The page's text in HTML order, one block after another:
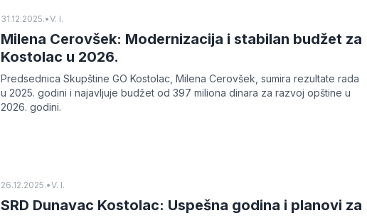
31.12.2025.•V. I.
Milena Cerovšek: Modernizacija i stabilan budžet za
Kostolac u 2026.
Predsednica Skupštine GO Kostolac, Milena Cerovšek, sumira rezultate rada
u 2025. godini i najavljuje budžet od 397 miliona dinara za razvoj opštine u
2026. godini.
26.12.2025.•V. I.
SRD Dunavac Kostolac: Uspešna godina i planovi za